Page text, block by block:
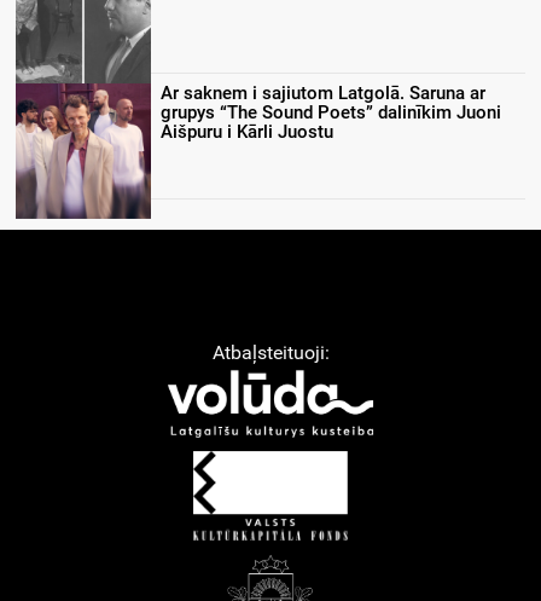
Ar saknem i sajiutom Latgolā. Saruna ar
grupys “The Sound Poets” dalinīkim Juoni
Aišpuru i Kārli Juostu
Atbaļsteituoji: